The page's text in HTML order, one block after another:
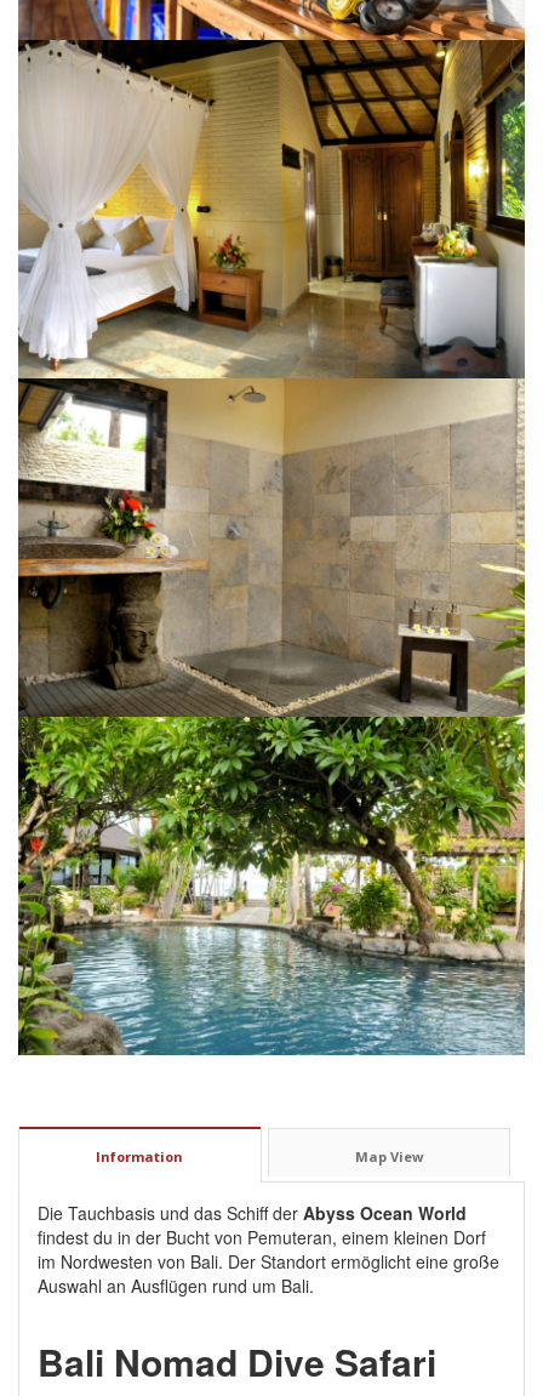
Information Map View
Die Tauchbasis und das Schiff der Abyss Ocean World
findest du in der Bucht von Pemuteran, einem kleinen Dorf
im Nordwesten von Bali. Der Standort ermöglicht eine große
Auswahl an Ausflügen rund um Bali.
Bali Nomad Dive Safari